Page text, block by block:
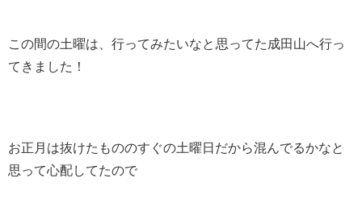
この間の土曜は、行ってみたいなと 思ってた成田山へ行っ
てきました！
お正月は抜けたもののすぐの土曜日だから混んでるかなと
思って心配してたので